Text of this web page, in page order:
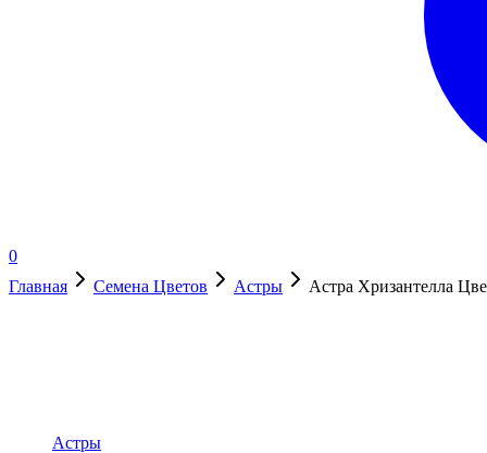
0
Главная
Семена Цветов Астры Астра Хризантелла
Астры